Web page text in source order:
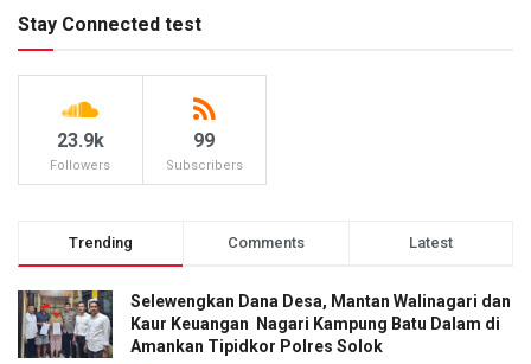
Stay Connected test
23.9k
Followers
99
Subscribers
Trending Comments Latest
Selewengkan Dana Desa, Mantan Walinagari dan
Kaur Keuangan Nagari Kampung Batu Dalam di
Amankan Tipidkor Polres Solok